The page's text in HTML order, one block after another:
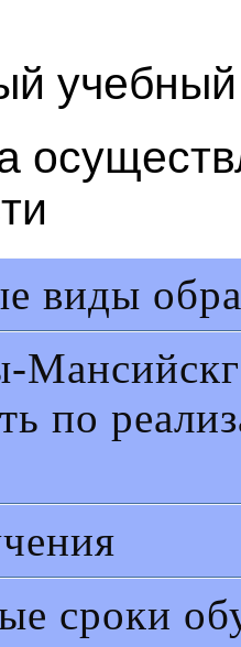
виды
по
сроки